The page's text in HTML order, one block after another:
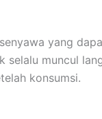
yang
selalu muncul
konsumsi.